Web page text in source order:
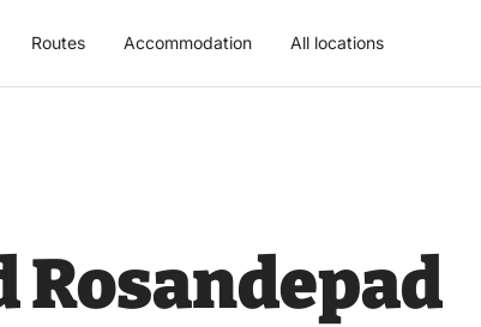
Routes Accommodation All locations